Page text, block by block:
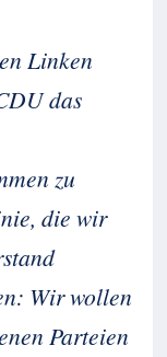
Linken
das
zu
die wir
Wir wollen
Parteien